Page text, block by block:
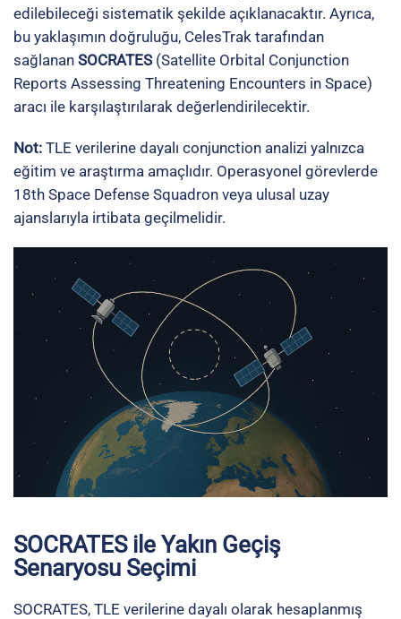
edilebileceği sistematik şekilde açıklanacaktır. Ayrıca,
bu yaklaşımın doğruluğu, CelesTrak tarafından
sağlanan SOCRATES(Satellite Orbital Conjunction
Reports Assessing Threatening Encounters in Space)
aracı ile karşılaştırılarak değerlendirilecektir.
Not: TLE verilerine dayalı conjunction analizi yalnızca
eğitim ve araştırma amaçlıdır. Operasyonel görevlerde
18th Space Defense Squadron veya ulusal uzay
ajanslarıyla irtibata geçilmelidir.
SOCRATES ile Yakın Geçiş
Senaryosu Seçimi
SOCRATES, TLE verilerine dayalı olarak hesaplanmış